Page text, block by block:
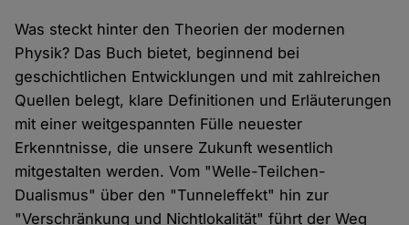
Was steckt hinter den Theorien der modernen
Physik? Das Buch bietet, beginnend bei
geschichtlichen Entwicklungen und mit zahlreichen
Quellen belegt, klare Definitionen und Erläuterungen
mit einer weitgespannten Fülle neuester
Erkenntnisse, die unsere Zukunft wesentlich
mitgestalten werden. Vom "Welle-Teilchen-
Dualismus" über den "Tunneleffekt" hin zur
"Verschränkung und Nichtlokalität" führt der Weg